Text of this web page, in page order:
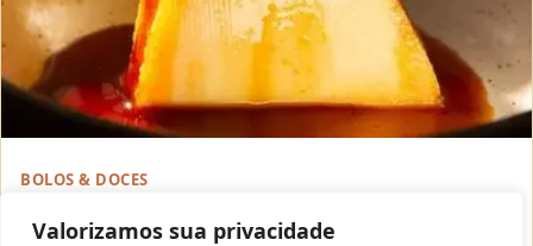
Valorizamos sua privacidade
BOLOS & DOCES
Irresistível